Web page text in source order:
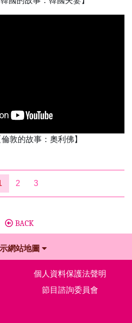
敦的故事：奧利佛】
2 3
BACK
網站地圖
個人資料保護法聲明
節目諮詢委員會